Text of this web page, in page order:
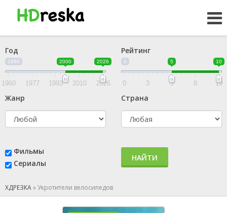
Год
1960 2000 2026
1960 1977 1993 2010 2026
Рейтинг
0 5 10
0 3 5 8 10
Жанр Страна
Фильмы
Сериалы
НАЙТИ
ХДРЕЗКА» Укротители велосипедов